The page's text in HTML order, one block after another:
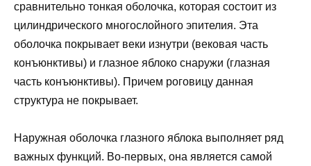
сравнительно тонкая оболочка, которая состоит из
цилиндрического многослойного эпителия. Эта
оболочка покрывает веки изнутри (вековая часть
конъюнктивы) и глазное яблоко снаружи (глазная
часть конъюнктивы). Причем роговицу данная
структура не покрывает.
Наружная оболочка глазного яблока выполняет ряд
важных функций. Во-первых, она является самой